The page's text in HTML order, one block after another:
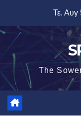
περιεχόμενο
Τε. Αυγ
The